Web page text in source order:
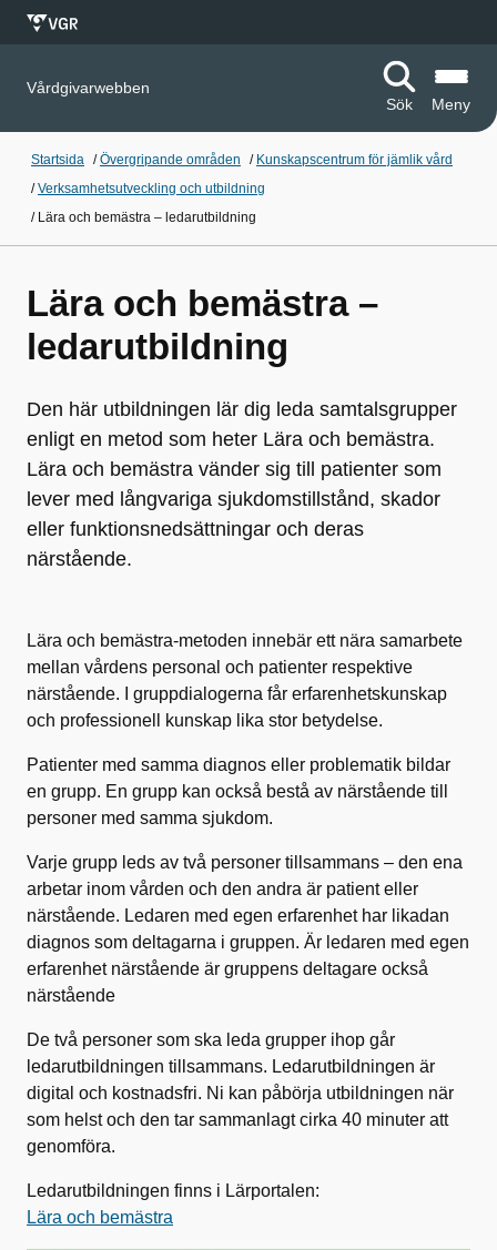
Vårdgivarwebben
Sök
Meny
Startsida /Övergripande områden / Kunskapscentrum för jämlik vård
/Verksamhetsutveckling och utbildning
/ Lära och bemästra – ledarutbildning
Lära och bemästra –
ledarutbildning
Den här utbildningen lär dig leda samtalsgrupper
enligt en metod som heter Lära och bemästra.
Lära och bemästra vänder sig till patienter som
lever med långvariga sjukdomstillstånd, skador
eller funktionsnedsättningar och deras
närstående.
Lära och bemästra-metoden innebär ett nära samarbete
mellan vårdens personal och patienter respektive
närstående. I gruppdialogerna får erfarenhetskunskap
och professionell kunskap lika stor betydelse.
Patienter med samma diagnos eller problematik bildar
en grupp. En grupp kan också bestå av närstående till
personer med samma sjukdom.
Varje grupp leds av två personer tillsammans – den ena
arbetar inom vården och den andra är patient eller
närstående. Ledaren med egen erfarenhet har likadan
diagnos som deltagarna i gruppen. Är ledaren med egen
erfarenhet närstående är gruppens deltagare också
närstående
De två personer som ska leda grupper ihop går
ledarutbildningen tillsammans. Ledarutbildningen är
digital och kostnadsfri. Ni kan påbörja utbildningen när
som helst och den tar sammanlagt cirka 40 minuter att
genomföra.
Ledarutbildningen finns i Lärportalen:
Lära och bemästra